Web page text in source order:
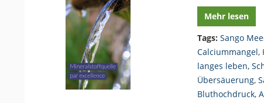
Mehr lesen
Tags: Sango
Calciummangel,
langes leben,
Übersäuerung,
Bluthochdruck,